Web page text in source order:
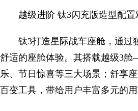
越级进阶 钛3闪充版造型配置
钛3打造星际战车座舱，通过
舒适的座舱体验。其搭载越级3
乐、节日惊喜等三大场景；舒享
百变工具，带给用户丰富多元的用